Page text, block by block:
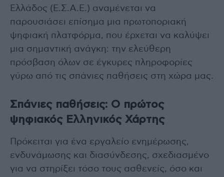
Ελλάδος (Ε.Σ.Α.Ε.) αναμένεται να
παρουσιάσει επίσημα μια πρωτοποριακή
ψηφιακή πλατφόρμα, που έρχεται να καλύψει
μια σημαντική ανάγκη: την ελεύθερη
πρόσβαση όλων σε έγκυρες πληροφορίες
γύρω από τις σπάνιες παθήσεις στη χώρα μας.
Σπάνιες παθήσεις: Ο πρώτος
ψηφιακός Ελληνικός Χάρτης
Πρόκειται για ένα εργαλείο ενημέρωσης,
ενδυνάμωσης και διασύνδεσης, σχεδιασμένο
για να στηρίξει τόσο τους ασθενείς, όσο και